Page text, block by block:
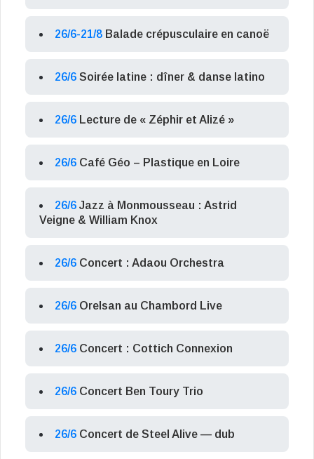
26/6-21/8 Balade crépusculaire en canoë
26/6 Soirée latine : dîner & danse latino
26/6 Lecture de « Zéphir et Alizé »
26/6 Café Géo – Plastique en Loire
26/6 Jazz à Monmousseau : Astrid
Veigne & William Knox
26/6 Concert : Adaou Orchestra
26/6 Orelsan au Chambord Live
26/6 Concert : Cottich Connexion
26/6 Concert Ben Toury Trio
26/6 Concert de Steel Alive — dub